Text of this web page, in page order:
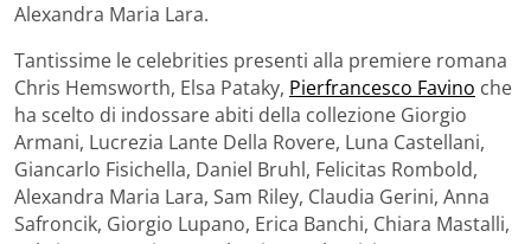
Alexandra Maria Lara.
Tantissime le celebrities presenti alla premiere romana
Chris Hemsworth, Elsa Pataky, Pierfrancesco Favino che
ha scelto di indossare abiti della collezione Giorgio
Armani, Lucrezia Lante Della Rovere, Luna Castellani,
Giancarlo Fisichella, Daniel Bruhl, Felicitas Rombold,
Alexandra Maria Lara, Sam Riley, Claudia Gerini, Anna
Safroncik, Giorgio Lupano, Erica Banchi, Chiara Mastalli,